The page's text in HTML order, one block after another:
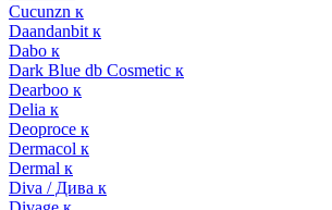
Cucunzn к
Daandanbit к
Dabo к
Dark Blue db Cosmetic к
Dearboo к
Delia к
Deoproce к
Dermacol к
Dermal к
Diva / Дива к